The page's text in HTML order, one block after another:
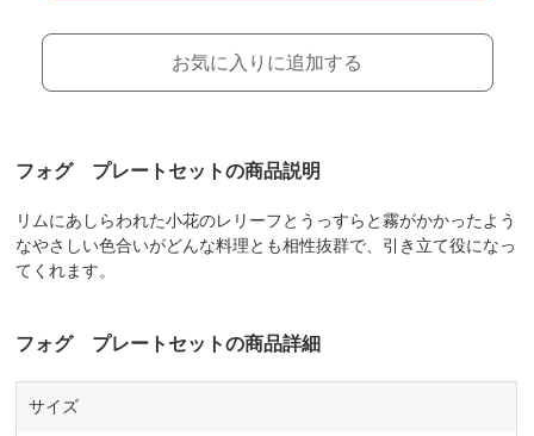
お気に入りに追加する
フォグ プレートセットの商品説明
リムにあしらわれた小花のレリーフとうっすらと霧がかかったよう
なやさしい色合いがどんな料理とも相性抜群で、引き立て役になっ
てくれます。
フォグ プレートセットの商品詳細
サイズ